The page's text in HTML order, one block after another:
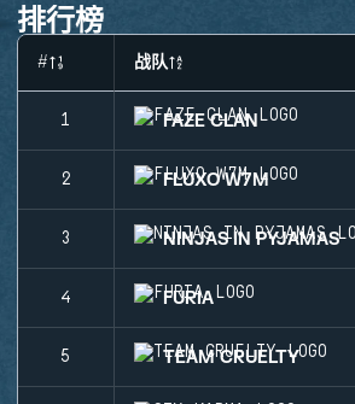
排行榜
# 战队
1 FAZE CLAN
2 FLUXO W7M
3 NINJAS IN PYJAMAS
4 FURIA
5 TEAM CRUELTY